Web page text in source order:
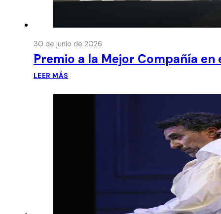
30 de junio de 2026
Premio a la Mejor Compañía en
LEER MÁS